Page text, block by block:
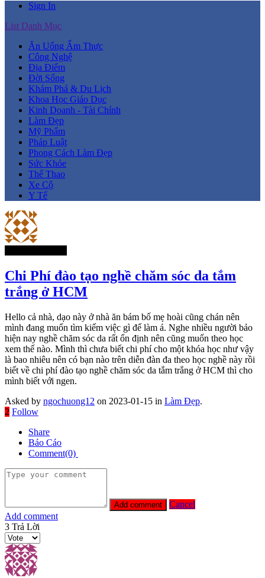
Sign In
List Danh Mục
Ăn Uống Ẩm Thực
Công Nghệ
Địa Điểm
Đời Sống
Khám Phá & Du Lịch
Khoa Học Giáo Dục
Kinh Doanh - Tài Chính
Làm Đẹp
Mỹ Phẩm
Pháp Luật
Phong Cách Làm Đẹp
Sức Khỏe
Thể Thao
Xe Cộ
Y Tế
Chi Phí đào tạo nghề chăm sóc da tắm
trắng ở HCM
Hello cả nhà, dạo này ở nhà ăn bám bố mẹ hoài cũng chán nên
mình đang muốn tìm kiếm việc gì để làm á. Nghe nhiều người bảo
hiện nay nghề chăm sóc da rất ổn định nên cũng muốn theo học
xem thế nào. Mình thì chưa biết chi phí cho một khóa học như vậy
là bao nhiêu nên có bạn nào trên diễn đàn đa theo học nghề này rồi
biết về chi phí đào tạo nghề chăm sóc da tắm trắng ở HCM thì cho
mình biết với ngen.
Asked by ngochuong12 on 2023-01-15 in Làm Đẹp.
2 Follow
Share
Báo Cáo
Comment(0)
Cancel
Add comment
3 Trả Lời